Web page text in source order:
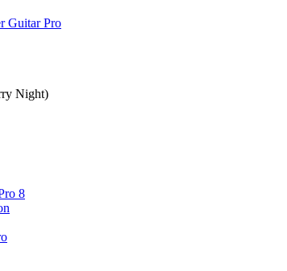
Guitar Pro
Night)
8